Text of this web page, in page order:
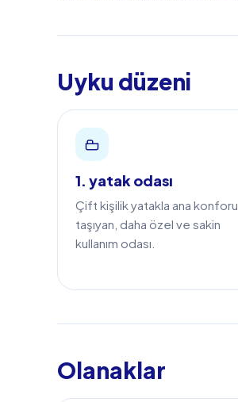
Uyku düzeni
1. yatak odası
Çift kişilik yatakla ana konforu
taşıyan, daha özel ve sakin
kullanım odası.
Olanaklar